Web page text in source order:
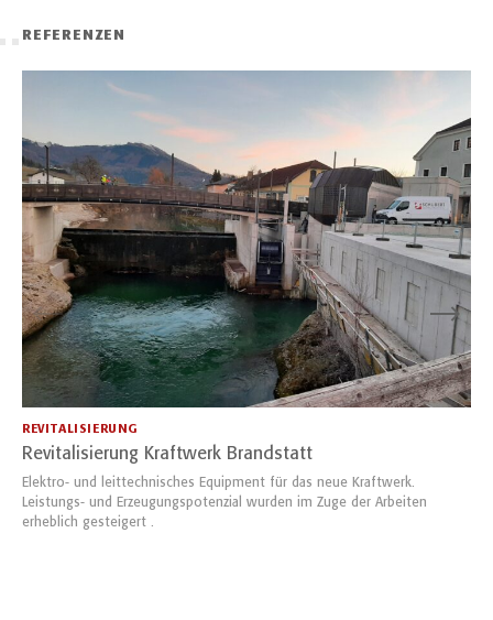
REFERENZEN
REVITALISIERUNG
Revitalisierung Kraftwerk Brandstatt
Elektro- und leittechnisches Equipment für das neue Kraftwerk.
Leistungs- und Erzeugungspotenzial wurden im Zuge der Arbeiten
erheblich gesteigert .